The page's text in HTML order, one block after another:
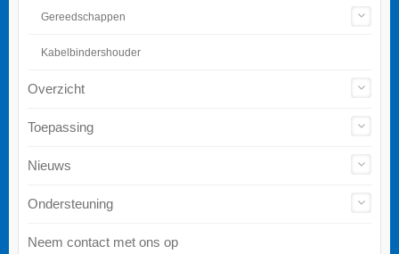
Gereedschappen
Kabelbindershouder
Overzicht
Toepassing
Nieuws
Ondersteuning
Neem contact met ons op